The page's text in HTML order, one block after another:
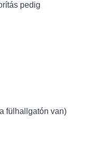
pedig
fülhallgatón van)